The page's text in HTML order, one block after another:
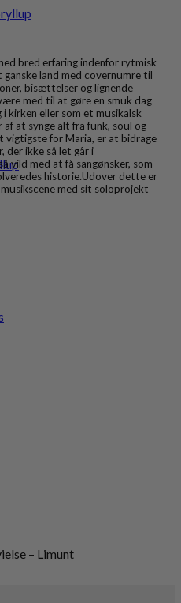
bred erfaring indenfor rytmisk
land med covernumre til
bisættelser og lignende
med til at gøre en smuk dag
i kirken eller som et musikalsk
at synge alt fra funk, soul og
vigtigste for Maria, er at bidrage
ikke så let går i
vild med at få sangønsker, som
historie.Udover dette er
med sit soloprojekt